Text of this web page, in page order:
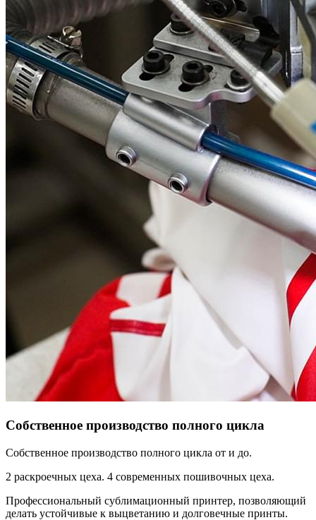
Собственное производство полного цикла
Собственное производство полного цикла от и до.
2 раскроечных цеха. 4 современных пошивочных цеха.
Профессиональный сублимационный принтер, позволяющий
делать устойчивые к выцветанию и долговечные принты.